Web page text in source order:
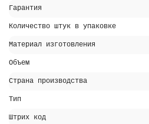
Гарантия
Количество штук в упаковке
Материал изготовления
Объем
Страна производства
Тип
Штрих код